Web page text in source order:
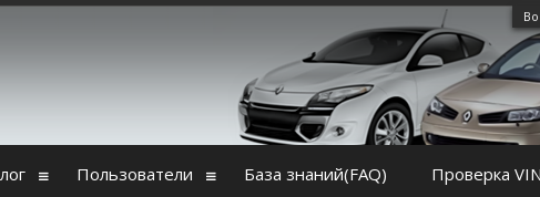
Пользователи База знаний(FAQ) Проверка